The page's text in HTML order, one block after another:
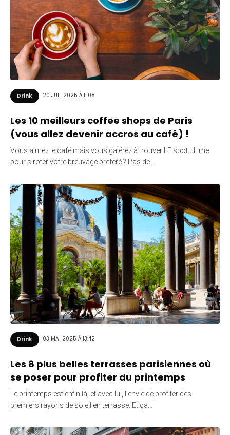
Drink 20 JUIL 2025 À 11:08
Les 10 meilleurs coffee shops de Paris
(vous allez devenir accros au café) !
Vous aimez le café mais vous galérez à trouver LE spot ultime
pour siroter votre breuvage préféré ? Pas de…
Drink 03 MAI 2025 À 13:42
Les 8 plus belles terrasses parisiennes où
se poser pour profiter du printemps
Le printemps est enfin là, et avec lui, l’envie de profiter des
premiers rayons de soleil en terrasse. Et ça…